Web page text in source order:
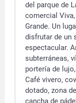
del parque de
comercial
Grande. Un
disfrutar de un
espectacular.
subterráneas,
portería de
Café vivero,
dotado, zona
cancha de